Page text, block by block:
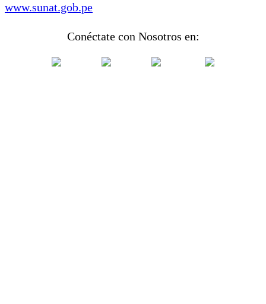
www.sunat.gob.pe
Conéctate con Nosotros en: